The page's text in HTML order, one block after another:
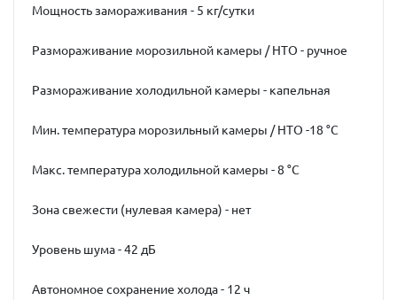
Мощность замораживания - 5 кг/сутки
Размораживание морозильной камеры / НТО - ручное
Размораживание холодильной камеры - капельная
Мин. температура морозильный камеры / НТО -18 °C
Макс. температура холодильной камеры - 8 °C
Зона свежести (нулевая камера) - нет
Уровень шума - 42 дБ
Автономное сохранение холода - 12 ч